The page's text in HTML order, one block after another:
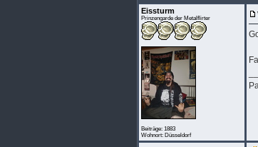
Eissturm
Prinzengarde der Metalflirter
Beiträge: 1883
Wohnort: Düsseldorf